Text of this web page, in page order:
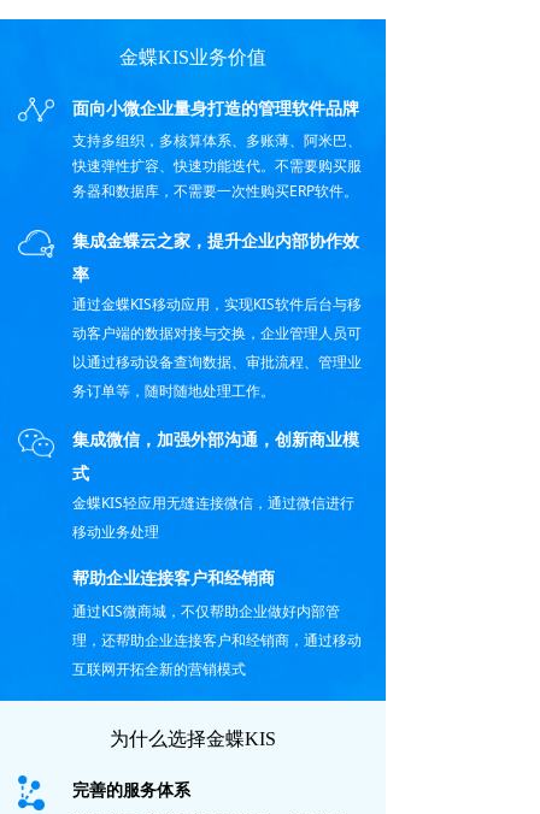
帮助企业连接客户和经销商
通过KIS微商城，不仅帮助企业做好内部管
理，还帮助企业连接客户和经销商，通过移动
互联网开拓全新的营销模式
金蝶KIS业务价值
支持多组织，多核算体系、多账薄、阿米巴、
快速弹性扩容、快速功能迭代。不需要购买服
务器和数据库，不需要一次性购买ERP软件。
集成微信，加强外部沟通，创新商业模
式
通过金蝶KIS移动应用，实现KIS软件后台与移
动客户端的数据对接与交换，企业管理人员可
以通过移动设备查询数据、审批流程、管理业
务订单等，随时随地处理工作。
面向小微企业量身打造的管理软件品牌
金蝶KIS轻应用无缝连接微信，通过微信进行
移动业务处理
集成金蝶云之家，提升企业内部协作效
率
完善的服务体系
为什么选择金蝶KIS